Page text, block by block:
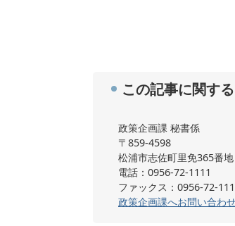
この記事に関す
政策企画課 秘書係
〒859-4598
松浦市志佐町里免365番地
電話：0956-72-1111
ファックス：0956-72-
政策企画課へお問い合わ